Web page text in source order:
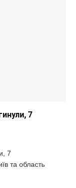
7
7
та область